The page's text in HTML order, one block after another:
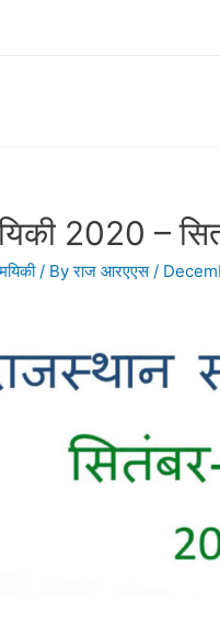
2020 –
/ Byराज आरएएस /